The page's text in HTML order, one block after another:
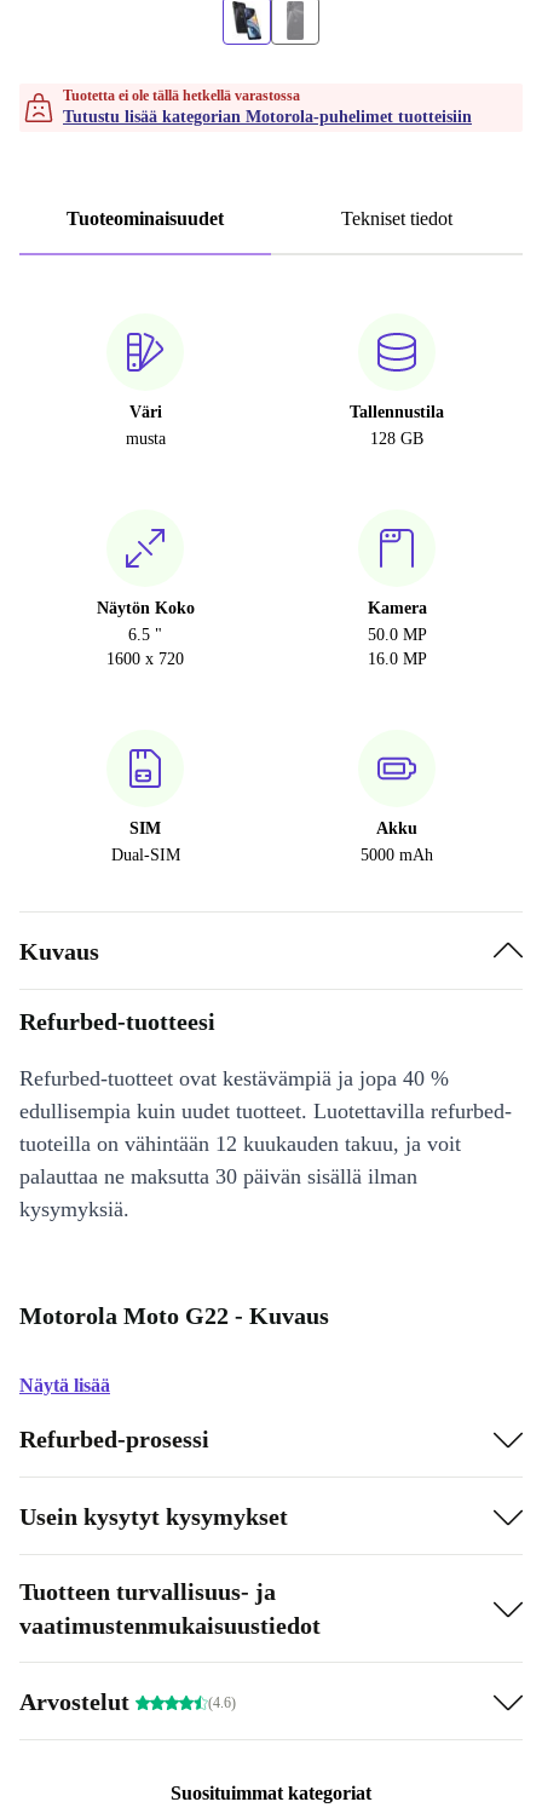
Tuotetta ei ole tällä hetkellä varastossa
Tutustu lisää kategorian Motorola-puhelimet tuotteisiin
Tuoteominaisuudet Tekniset tiedot
Väri
musta
Tallennustila
128 GB
Näytön Koko
6.5 "
1600 x 720
Kamera
50.0 MP
16.0 MP
SIM
Dual-SIM
Akku
5000 mAh
Kuvaus
Refurbed-tuotteesi
Refurbed-tuotteet ovat kestävämpiä ja jopa 40 %
edullisempia kuin uudet tuotteet. Luotettavilla refurbed-
tuoteilla on vähintään 12 kuukauden takuu, ja voit
palauttaa ne maksutta 30 päivän sisällä ilman
kysymyksiä.
Motorola Moto G22 - Kuvaus
Näytä lisää
Refurbed-prosessi
Usein kysytyt kysymykset
Tuotteen turvallisuus- ja
vaatimustenmukaisuustiedot
Arvostelut (4.6)
Suosituimmat kategoriat